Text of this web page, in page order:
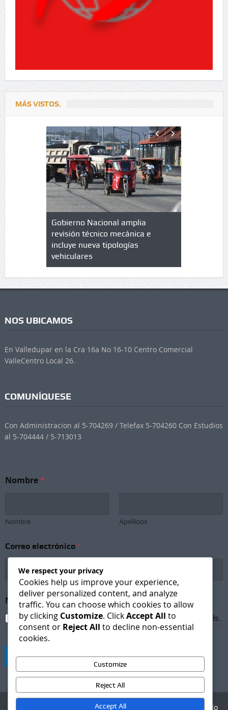
MÁS VISTOS.
en
Gobierno Nacional amplia
revisión técnico mecánica e
incluye nueva tipologías
vehiculares
Qué es
cuáles
NOS UBICAMOS
En Valledupar en la Cra 16a No 16-10 Centro Comercial
ValleCentro Local 26.
COMUNÍQUESE
Con Administracion al 5-704269 / Telefax 5-704260 Con Estudios
al 5-704444 / 5-713013
Nombre*
Nombre Apellidos
l
e
ó
n
i
c
N
m
e
Correo electrónico *
Newsletter Subscription *
I agree to receive newsletters and promotional emails.
Suscribirse
Agencia Digital - Desarrollo
We respect your privacy
Cookies help us improve your experience,
deliver personalized content, and analyze
traffic. You can choose which cookies to allow
by clicking Customize. ClickAccept All to
consent or Reject All to decline non-essential
cookies.
Customize
Reject All
Accept All